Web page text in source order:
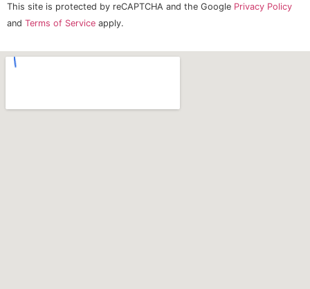
This site is protected by reCAPTCHA and the Google Privacy Policy
and Terms of Service apply.